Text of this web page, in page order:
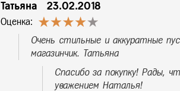
Татьяна 23.02.2018
Оценка:
Очень стильные и аккуратные
магазинчик. Татьяна
Спасибо за покупку! Рады,
уважением Наталья!